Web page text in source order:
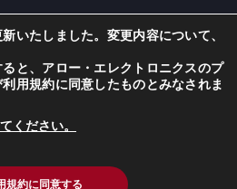
携
いたしました。変更内容について、
ると、アロー・エレクトロニクスのプ
用規約に同意したものとみなされま
ください。
規約に同意する